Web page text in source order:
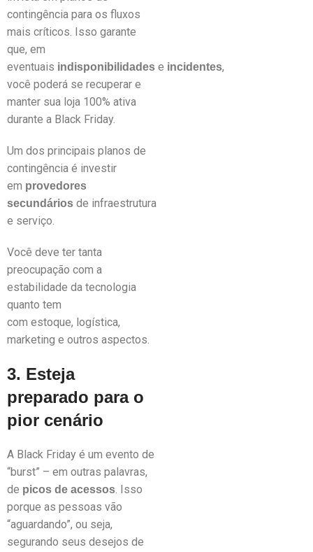
contingência para os fluxos
mais críticos. Isso garante
que, em
eventuais indisponibilidades e incidentes,
você poderá se recuperar e
manter sua loja 100% ativa
durante a Black Friday.
Um dos principais planos de
contingência é investir
em provedores
secundários de infraestrutura
e serviço.
Você deve ter tanta
preocupação com a
estabilidade da tecnologia
quanto tem
com estoque, logística,
marketing e outros aspectos.
3. Esteja
preparado para o
pior cenário
A Black Friday é um evento de
“burst” – em outras palavras,
de picos de acessos. Isso
porque as pessoas vão
“aguardando”, ou seja,
segurando seus desejos de